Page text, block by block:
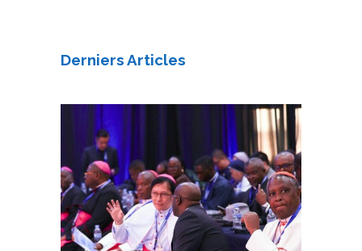
Derniers Articles